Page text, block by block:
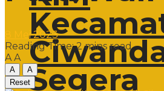
Segera
8 Mei 2023
Reading Time: 2 mins read
A A
A
A
Reset